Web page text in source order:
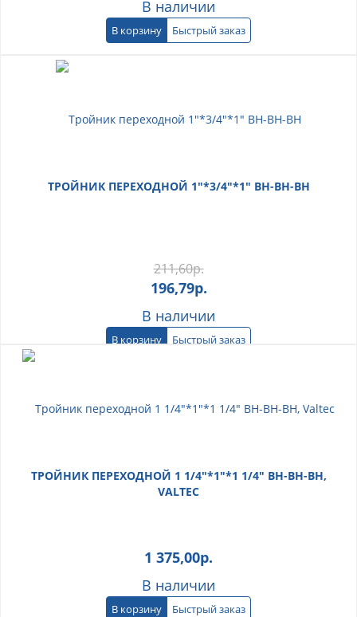
В наличии
В корзину Быстрый заказ
ТРОЙНИК ПЕРЕХОДНОЙ 1"*3/4"*1" ВН-ВН-ВН
211,60р.
196,79р.
В наличии
В корзину Быстрый заказ
ТРОЙНИК ПЕРЕХОДНОЙ 1 1/4"*1"*1 1/4" ВН-ВН-ВН,
VALTEC
1 375,00р.
В наличии
В корзину Быстрый заказ